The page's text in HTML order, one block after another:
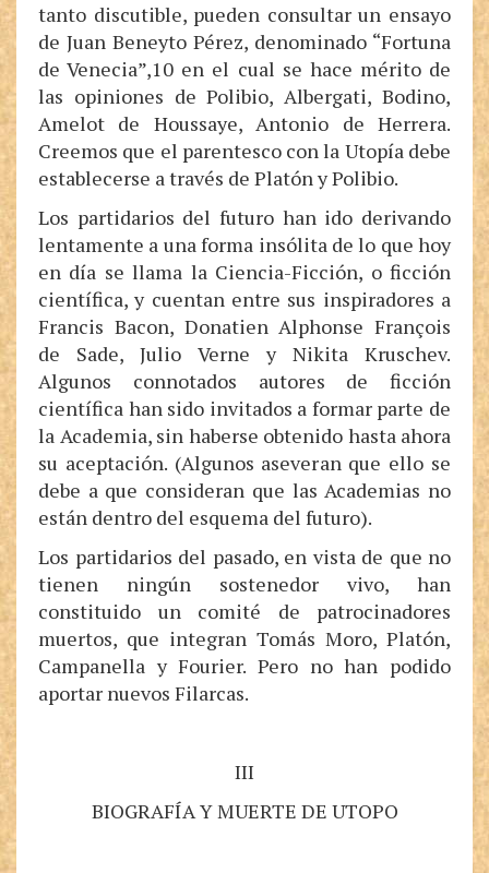
tanto discutible, pueden consultar un ensayo
de Juan Beneyto Pérez, denominado “Fortuna
de Venecia”,10 en el cual se hace mérito de
las opiniones de Polibio, Albergati, Bodino,
Amelot de Houssaye, Antonio de Herrera.
Creemos que el parentesco con la Utopía debe
establecerse a través de Platón y Polibio.
Los partidarios del futuro han ido derivando
lentamente a una forma insólita de lo que hoy
en día se llama la Ciencia-Ficción, o ficción
científica, y cuentan entre sus inspiradores a
Francis Bacon, Donatien Alphonse François
de Sade, Julio Verne y Nikita Kruschev.
Algunos connotados autores de ficción
científica han sido invitados a formar parte de
la Academia, sin haberse obtenido hasta ahora
su aceptación. (Algunos aseveran que ello se
debe a que consideran que las Academias no
están dentro del esquema del futuro).
Los partidarios del pasado, en vista de que no
tienen ningún sostenedor vivo, han
constituido un comité de patrocinadores
muertos, que integran Tomás Moro, Platón,
Campanella y Fourier. Pero no han podido
aportar nuevos Filarcas.
III
BIOGRAFÍA Y MUERTE DE UTOPO